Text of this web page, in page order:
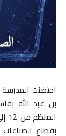
احتضنت المدرسة
بن عبد الله
بقطاع